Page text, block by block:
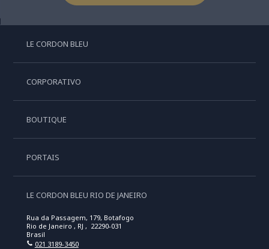
LE CORDON BLEU
CORPORATIVO
BOUTIQUE
PORTAIS
LE CORDON BLEU RIO DE JANEIRO
Rua da Passagem, 179, Botafogo
Rio de Janeiro , RJ , 22290-031
Brasil
021 3189-3450